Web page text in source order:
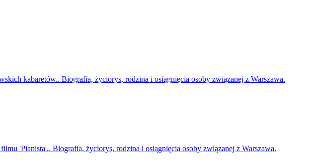
kabaretów.. Biografia, życiorys, rodzina i osiągnięcia osoby związanej z Warszawa.
'Pianista'.. Biografia, życiorys, rodzina i osiągnięcia osoby związanej z Warszawa.